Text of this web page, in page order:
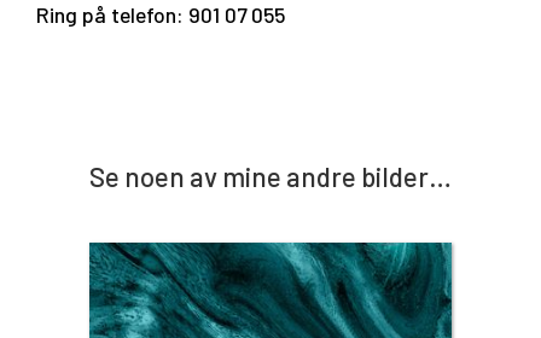
Ring på telefon: 901 07 055
Se noen av mine andre bilder…